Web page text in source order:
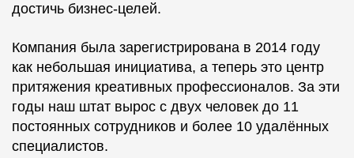
достичь бизнес-целей.
Компания была зарегистрирована в 2014 году
как небольшая инициатива, а теперь это центр
притяжения креативных профессионалов. За эти
годы наш штат вырос с двух человек до 11
постоянных сотрудников и более 10 удалённых
специалистов.